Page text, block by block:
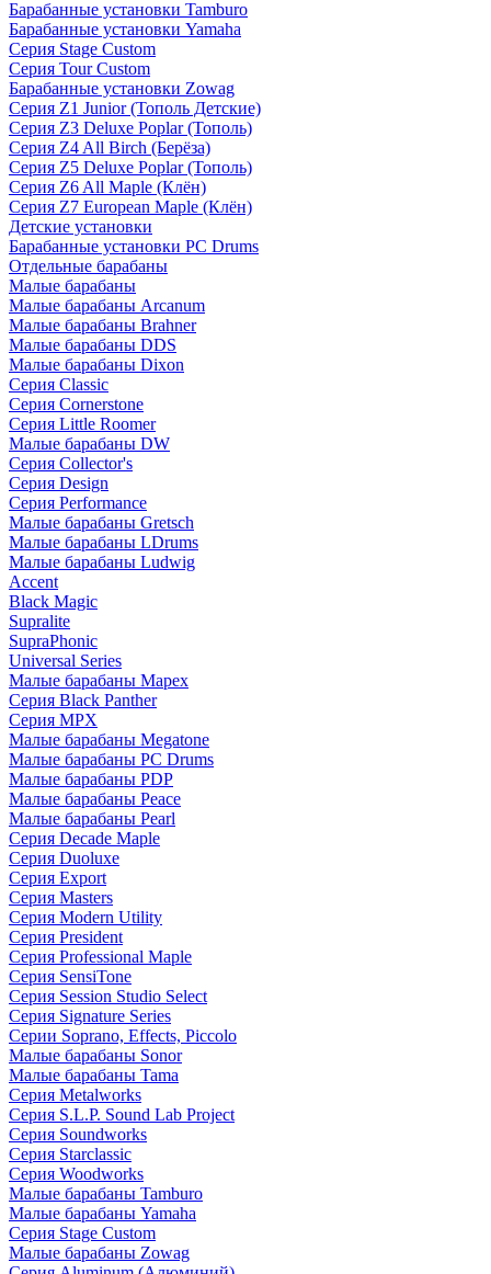
Барабанные установки Tamburo
Барабанные установки Yamaha
Серия Stage Custom
Серия Tour Custom
Барабанные установки Zowag
Серия Z1 Junior (Тополь Детские)
Серия Z3 Deluxe Poplar (Тополь)
Серия Z4 All Birch (Берёза)
Серия Z5 Deluxe Poplar (Тополь)
Серия Z6 All Maple (Клён)
Серия Z7 European Maple (Клён)
Детские установки
Барабанные установки PC Drums
Отдельные барабаны
Малые барабаны
Малые барабаны Arcanum
Малые барабаны Brahner
Малые барабаны DDS
Малые барабаны Dixon
Серия Classic
Серия Cornerstone
Серия Little Roomer
Малые барабаны DW
Серия Collector's
Серия Design
Серия Performance
Малые барабаны Gretsch
Малые барабаны LDrums
Малые барабаны Ludwig
Accent
Black Magic
Supralite
SupraPhonic
Universal Series
Малые барабаны Mapex
Серия Black Panther
Серия MPX
Малые барабаны Megatone
Малые барабаны PC Drums
Малые барабаны PDP
Малые барабаны Peace
Малые барабаны Pearl
Серия Decade Maple
Серия Duoluxe
Серия Export
Серия Masters
Серия Modern Utility
Серия President
Серия Professional Maple
Серия SensiTone
Серия Session Studio Select
Серия Signature Series
Серии Soprano, Effects, Piccolo
Малые барабаны Sonor
Малые барабаны Tama
Серия Metalworks
Серия S.L.P. Sound Lab Project
Серия Soundworks
Серия Starclassic
Серия Woodworks
Малые барабаны Tamburo
Малые барабаны Yamaha
Серия Stage Custom
Малые барабаны Zowag